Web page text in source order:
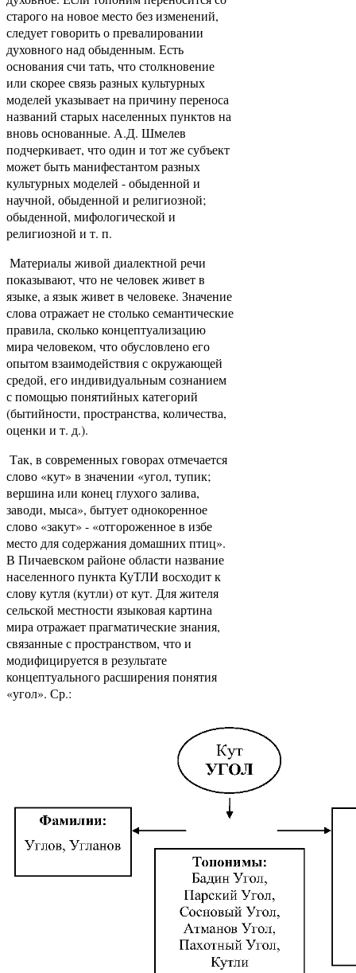
старого на новое место без изменений,
следует говорить о превалировании
духовного над обыденным. Есть
основания счи тать, что столкновение
или скорее связь разных культурных
моделей указывает на причину переноса
названий старых населенных пунктов на
вновь основанные. А.Д. Шмелев
подчеркивает, что один и тот же субъект
может быть манифестантом разных
культурных моделей - обыденной и
научной, обыденной и религиозной;
обыденной, мифологической и
религиозной и т. п.
Материалы живой диалектной речи
показывают, что не человек живет в
языке, а язык живет в человеке. Значение
слова отражает не столько семантические
правила, сколько концептуализацию
мира человеком, что обусловлено его
опытом взаимодействия с окружающей
средой, его индивидуальным сознанием
с помощью понятийных категорий
(бытийности, пространства, количества,
оценки и т. д.).
Так, в современных говорах отмечается
слово «кут» в значении «угол, тупик;
вершина или конец глухого залива,
заводи, мыса», бытует однокоренное
слово «закут» - «отгороженное в избе
место для содержания домашних птиц».
В Пичаевском районе области название
населенного пункта КуТЛИ восходит к
слову кутля (кутли) от кут. Для жителя
сельской местности языковая картина
мира отражает прагматические знания,
связанные с пространством, что и
модифицируется в результате
концептуального расширения понятия
«угол». Ср.: